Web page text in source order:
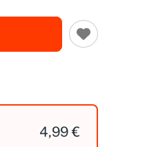
4,99 €